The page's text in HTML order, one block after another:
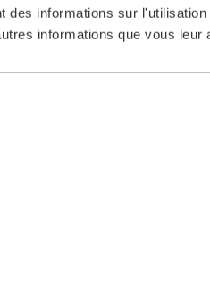
des informations sur
informations que vous